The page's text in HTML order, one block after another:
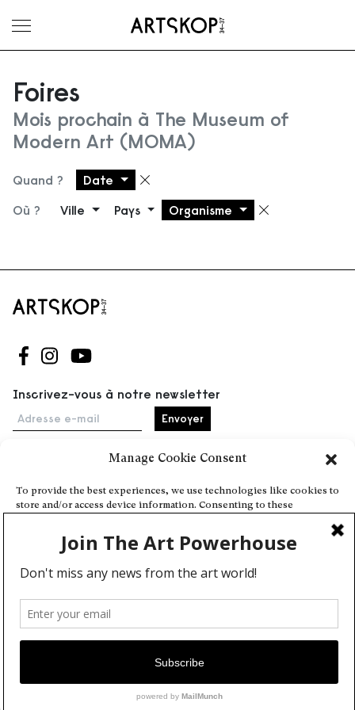
Manage Cookie Consent
To provide the best experiences, we use technologies like cookies to
store and/or access device information. Consenting to these
or unique IDs on this site. Not consenting or withdrawing consent,
may adversely affect certain features and functions.
Deny
View preferences
Cookie Policy
Ouvrir le menu
Foires
Mois prochain à The Museum of
Modern Art (MOMA)
Quand ? Date Supprimer le filtre
Où ? Ville Pays Organisme
Suivez-nous sur Facebook
Suivez-nous sur Instagram
Suivez-nous sur Youtube
Inscrivez-vous à notre newsletter
Adresse e-mail
Accueil
Événements
À propos
Partenaires
Contact
Conditions générales
Confidentialité et cookies
Communiquer votre événement